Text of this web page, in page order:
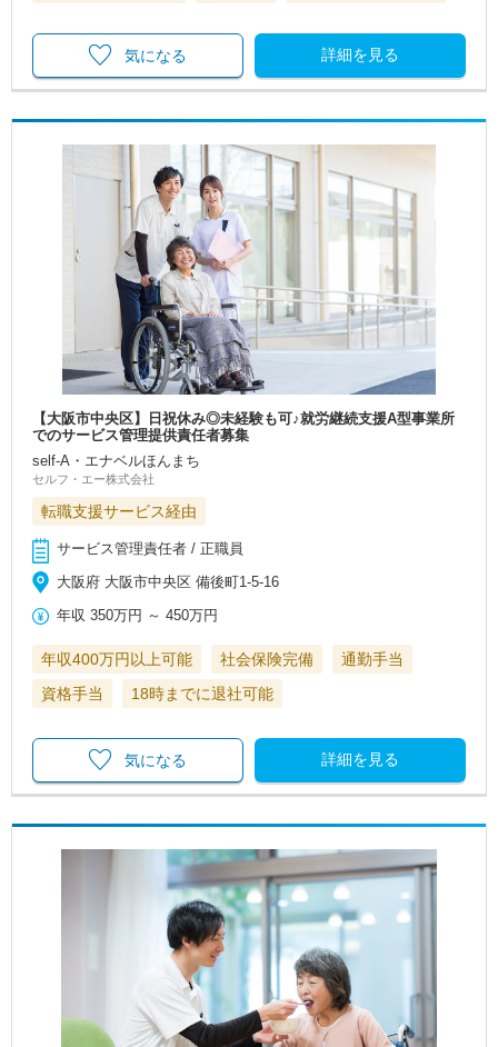
詳細を見る
気になる
【大阪市中央区】日祝休み◎未経験も可♪就労継続支援A型事業所
でのサービス管理提供責任者募集
self-A・エナベルほんまち
セルフ・エー株式会社
転職支援サービス経由
サービス管理責任者 / 正職員
大阪府 大阪市中央区 備後町1-5-16
年収 350万円 ～450万円
年収400万円以上可能 社会保険完備
通勤手当
資格手当
18時までに退社可能
詳細を見る
気になる